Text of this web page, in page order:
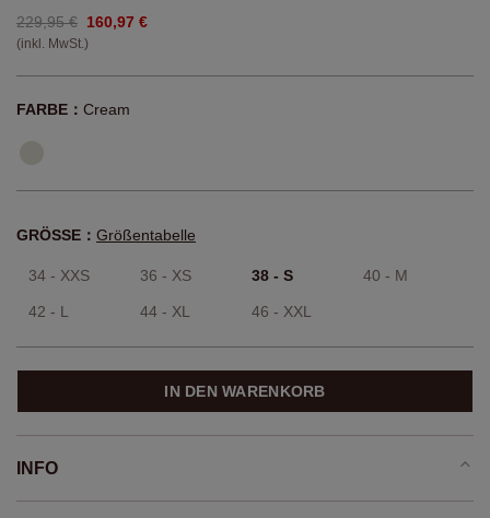
229,95 € 160,97 €
(inkl. MwSt.)
FARBE： Cream
GRÖSSE： Größentabelle
34 - XXS 36 - XS 38 - S 40 - M
42 - L 44 - XL 46 - XXL
IN DEN WARENKORB
INFO